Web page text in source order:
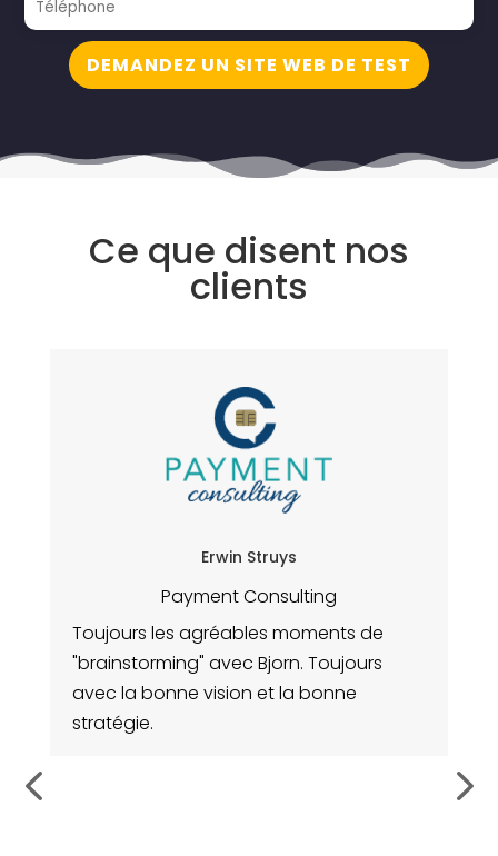
DEMANDEZ UN SITE WEB DE TEST
Ce que disent nos
clients
Erwin Struys
Payment Consulting
Toujours les agréables moments de
"brainstorming" avec Bjorn. Toujours
avec la bonne vision et la bonne
stratégie.